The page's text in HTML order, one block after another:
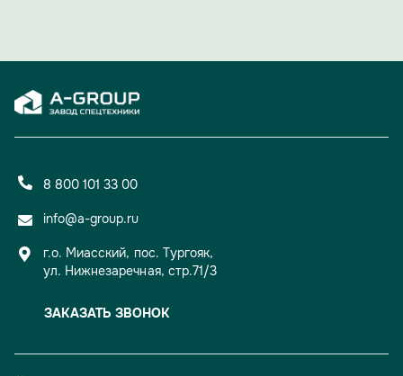
8 800 101 33 00
info@a-group.ru
г.о. Миасский, пос. Тургояк,
ул. Нижнезаречная, стр.71/3
ЗАКАЗАТЬ ЗВОНОК